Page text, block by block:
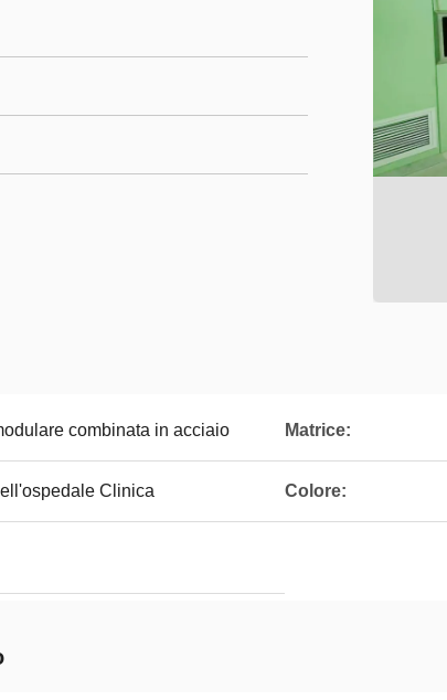
combinata in acciaio Matrice:
Clinica Colore: